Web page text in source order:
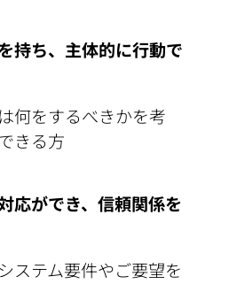
持ち、主体的に行動で
何をするべきかを考
きる方
応ができ、信頼関係を
ステム要件やご要望を